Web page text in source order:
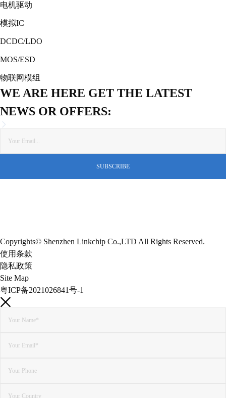
电机驱动
模拟IC
DCDC/LDO
MOS/ESD
物联网模组
WE ARE HERE GET THE LATEST
NEWS OR OFFERS:
Copyrights© Shenzhen Linkchip Co.,LTD All Rights Reserved.
使用条款
隐私政策
Site Map
粤ICP备2021026841号-1